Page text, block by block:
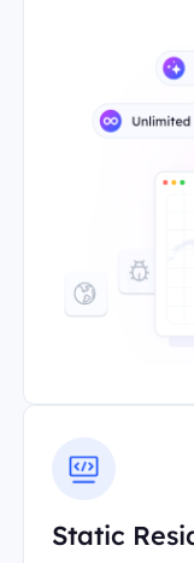
Static